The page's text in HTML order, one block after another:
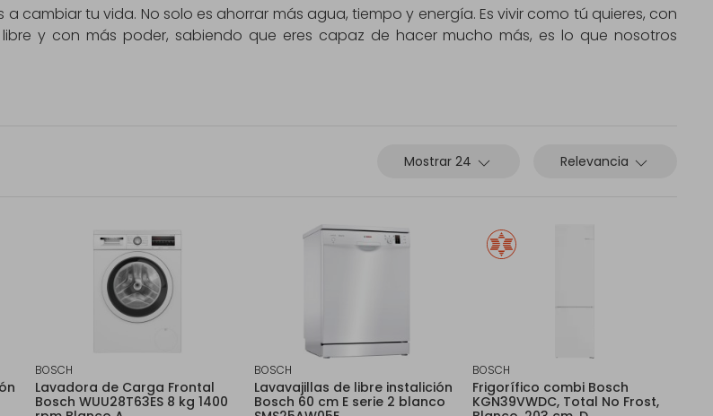
cambiar tu vida. No solo es ahorrar más agua, tiempo y energía. Es vivir como tú quieres, con
y con más poder, sabiendo que eres capaz de hacer mucho más, es lo que nosotros
Mostrar 24 Relevancia
BOSCH
Lavadora de Carga Frontal
Bosch WUU28T63ES 8 kg 1400
BOSCH
Lavavajillas de libre instalición
Bosch 60 cm E serie 2 blanco
BOSCH
Frigorífico combi Bosch
KGN39VWDC, Total No Frost,